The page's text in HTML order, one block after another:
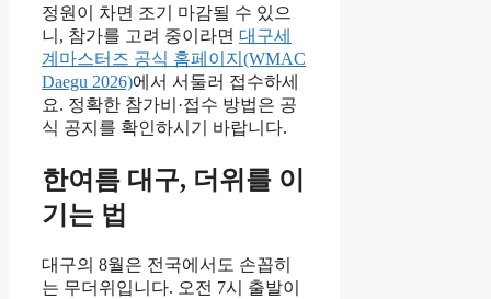
정원이 차면 조기 마감될 수 있으
니, 참가를 고려 중이라면 대구세
계마스터즈 공식 홈페이지(WMAC
Daegu 2026)에서 서둘러 접수하세
요. 정확한 참가비·접수 방법은 공
식 공지를 확인하시기 바랍니다.
한여름 대구, 더위를 이
기는 법
대구의 8월은 전국에서도 손꼽히
는 무더위입니다. 오전 7시 출발이